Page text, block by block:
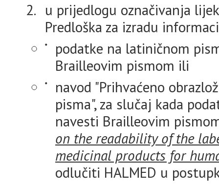
u prijedlogu označivanja
Predloška za izradu
podatke na latiničnom
Brailleovim pismom ili
navod "Prihvaćeno
pisma", za slučaj kada
navesti Brailleovim
on the readability of the
medicinal products for
odlučiti HALMED u